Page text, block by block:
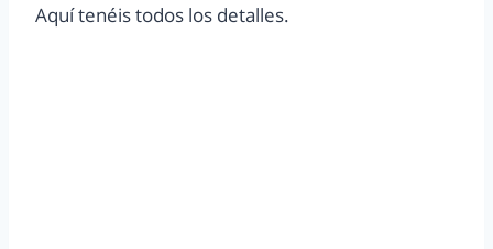
Aquí tenéis todos los detalles.